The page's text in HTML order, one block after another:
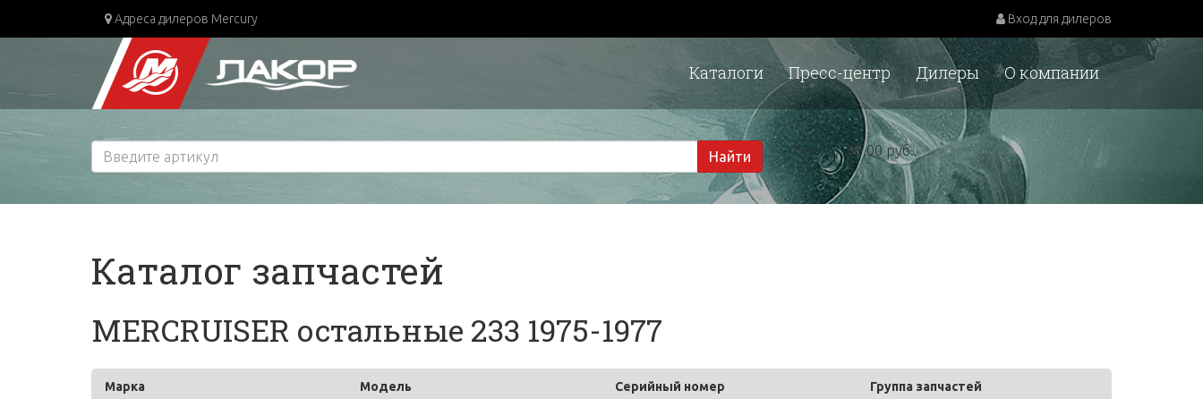
Адреса дилеров Mercury Вход для дилеров
О компании
Дилеры
Пресс-центр
Каталоги
Найти 1 у.е. = 100,00 руб.
Каталог запчастей
MERCRUISER остальные 233 1975-1977
Марка Модель Серийный номер Группа запчастей